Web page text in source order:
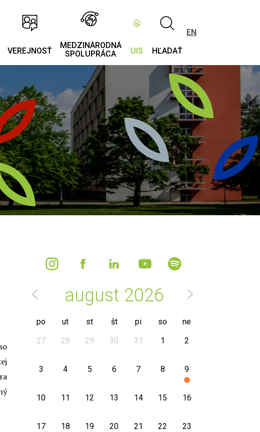
VEREJNOSŤ
MEDZINÁRODNÁ
SPOLUPRÁCA
UIS HĽADAŤ
EN
august 2026
po ut st št pi so
ne
27
28 29 30 31 1 2
3 4 5 6 7 8 9
10 11 12 13 14 15 16
17 18 19 20 21 22 23